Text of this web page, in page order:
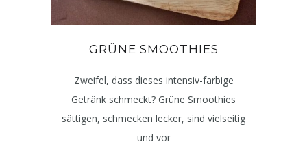
GRÜNE SMOOTHIES
Zweifel, dass dieses intensiv-farbige
Getränk schmeckt? Grüne Smoothies
sättigen, schmecken lecker, sind vielseitig
und vor